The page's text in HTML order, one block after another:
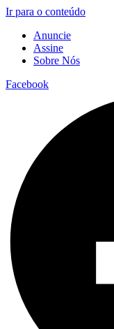
Ir para o conteúdo
Anuncie
Assine
Sobre Nós
Facebook